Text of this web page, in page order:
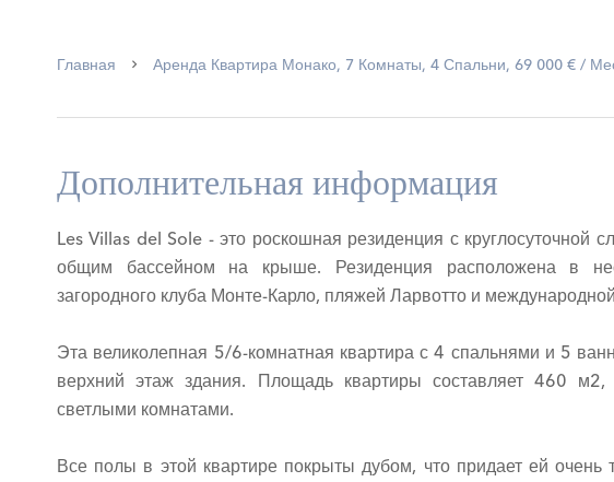
Главная Аренда Квартира Монако, 7 Комнаты, 4 Спальни, 69 000 € /
Дополнительная информация
Les Villas del Sole - это роскошная резиденция с круглосуточной
общим бассейном на крыше. Резиденция расположена в
загородного клуба Монте-Карло, пляжей Ларвотто и
Эта великолепная 5/6-комнатная квартира с 4 спальнями и 5
верхний этаж здания. Площадь квартиры составляет 460 м2,
светлыми комнатами.
Все полы в этой квартире покрыты дубом, что придает ей очень